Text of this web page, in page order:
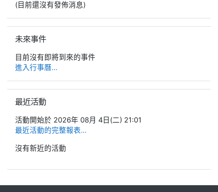
(目前還沒有發佈消息)
未來事件
目前沒有即將到來的事件
進入行事曆...
最近活動
活動開始於 2026年 08月 4日(二) 21:01
最近活動的完整報表...
沒有新近的活動